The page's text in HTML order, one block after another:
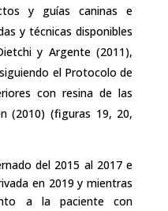
y guías caninas e
y técnicas disponibles
y Argente (2011),
el Protocolo de
con resina de las
(2010) (figuras 19, 20,
del 2015 al 2017 e
en 2019 y mientras
a la paciente con